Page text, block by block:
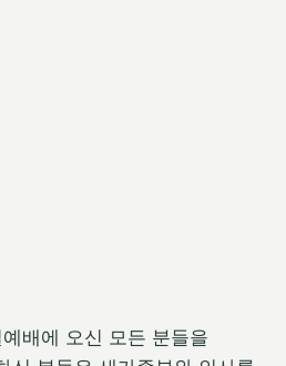
배에 오신 모든 분들을